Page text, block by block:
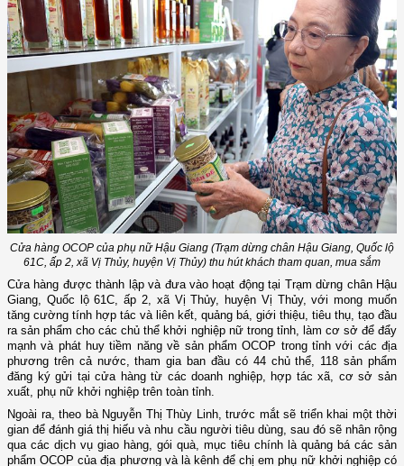
Cửa hàng OCOP của phụ nữ Hậu Giang (Trạm dừng chân Hậu Giang, Quốc lộ
61C, ấp 2, xã Vị Thủy, huyện Vị Thủy) thu hút khách tham quan, mua sắm
Cửa hàng được thành lập và đưa vào hoạt động tại Trạm dừng chân Hậu
Giang, Quốc lộ 61C, ấp 2, xã Vị Thủy, huyện Vị Thủy, với mong muốn
tăng cường tính hợp tác và liên kết, quảng bá, giới thiệu, tiêu thụ, tạo đầu
ra sản phẩm cho các chủ thể khởi nghiệp nữ trong tỉnh, làm cơ sở để đẩy
mạnh và phát huy tiềm năng về sản phẩm OCOP trong tỉnh với các địa
phương trên cả nước, tham gia ban đầu có 44 chủ thể, 118 sản phẩm
đăng ký gửi tại cửa hàng từ các doanh nghiệp, hợp tác xã, cơ sở sản
xuất, phụ nữ khởi nghiệp trên toàn tỉnh.
Ngoài ra, theo bà Nguyễn Thị Thùy Linh, trước mắt sẽ triển khai một thời
gian để đánh giá thị hiếu và nhu cầu người tiêu dùng, sau đó sẽ nhân rộng
qua các dịch vụ giao hàng, gói quà, mục tiêu chính là quảng bá các sản
phẩm OCOP của địa phương và là kênh để chị em phụ nữ khởi nghiệp có